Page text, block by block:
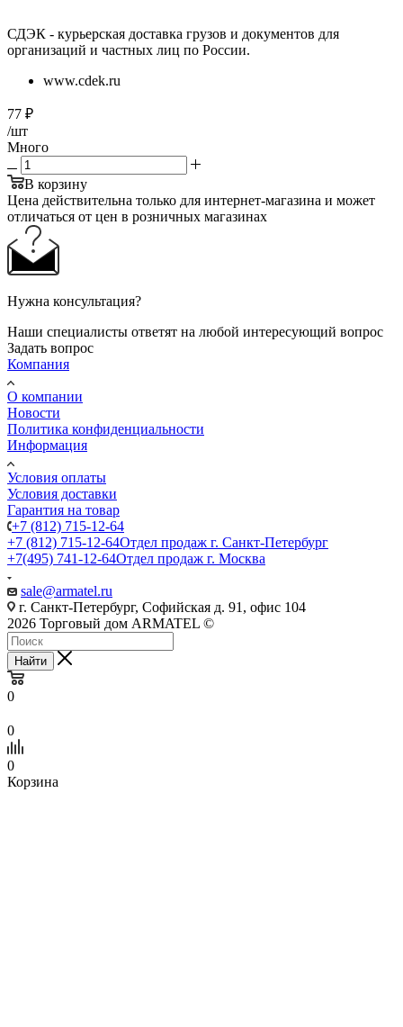
СДЭК - курьерская доставка грузов и документов для
организаций и частных лиц по России.
www.cdek.ru
77 ₽
/шт
Много
В корзину
Цена действительна только для интернет-магазина и может
отличаться от цен в розничных магазинах
Нужна консультация?
Наши специалисты ответят на любой интересующий вопрос
Задать вопрос
Компания
О компании
Новости
Политика конфиденциальности
Информация
Условия оплаты
Условия доставки
Гарантия на товар
+7 (812) 715-12-64
+7 (812) 715-12-64Отдел продаж г. Санкт-Петербург
+7(495) 741-12-64Отдел продаж г. Москва
sale@armatel.ru
г. Санкт-Петербург, Софийская д. 91, офис 104
2026 Торговый дом ARMATEL ©
Найти
0
0
0
Корзина